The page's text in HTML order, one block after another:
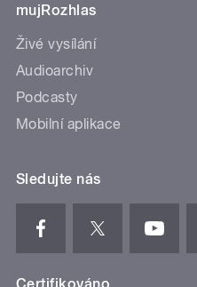
mujRozhlas
Živé vysílání
Audioarchiv
Podcasty
Mobilní aplikace
Sledujte nás